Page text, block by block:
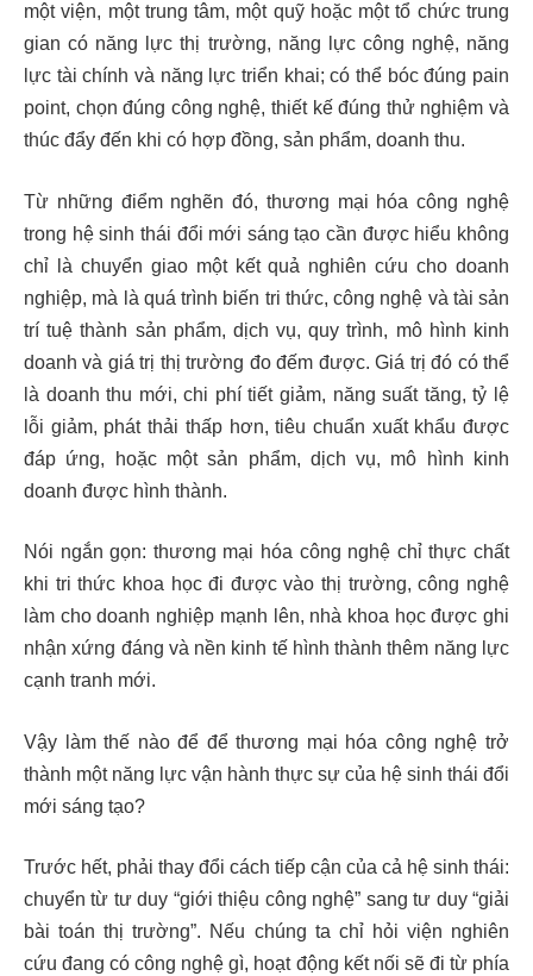
một viện, một trung tâm, một quỹ hoặc một tổ chức trung
gian có năng lực thị trường, năng lực công nghệ, năng
lực tài chính và năng lực triển khai; có thể bóc đúng pain
point, chọn đúng công nghệ, thiết kế đúng thử nghiệm và
thúc đẩy đến khi có hợp đồng, sản phẩm, doanh thu.
Từ những điểm nghẽn đó, thương mại hóa công nghệ
trong hệ sinh thái đổi mới sáng tạo cần được hiểu không
chỉ là chuyển giao một kết quả nghiên cứu cho doanh
nghiệp, mà là quá trình biến tri thức, công nghệ và tài sản
trí tuệ thành sản phẩm, dịch vụ, quy trình, mô hình kinh
doanh và giá trị thị trường đo đếm được. Giá trị đó có thể
là doanh thu mới, chi phí tiết giảm, năng suất tăng, tỷ lệ
lỗi giảm, phát thải thấp hơn, tiêu chuẩn xuất khẩu được
đáp ứng, hoặc một sản phẩm, dịch vụ, mô hình kinh
doanh được hình thành.
Nói ngắn gọn: thương mại hóa công nghệ chỉ thực chất
khi tri thức khoa học đi được vào thị trường, công nghệ
làm cho doanh nghiệp mạnh lên, nhà khoa học được ghi
nhận xứng đáng và nền kinh tế hình thành thêm năng lực
cạnh tranh mới.
Vậy làm thế nào để để thương mại hóa công nghệ trở
thành một năng lực vận hành thực sự của hệ sinh thái đổi
mới sáng tạo?
Trước hết, phải thay đổi cách tiếp cận của cả hệ sinh thái:
chuyển từ tư duy “giới thiệu công nghệ” sang tư duy “giải
bài toán thị trường”. Nếu chúng ta chỉ hỏi viện nghiên
cứu đang có công nghệ gì, hoạt động kết nối sẽ đi từ phía